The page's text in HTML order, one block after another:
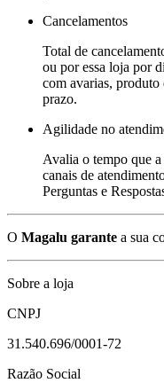
Cancelamentos
Total de
ou por essa loja por
com avarias,
prazo.
Agilidade no
Avalia o tempo que
canais de
Perguntas e
O Magalu garante a sua
Sobre a loja
CNPJ
31.540.696/0001-72
Razão Social